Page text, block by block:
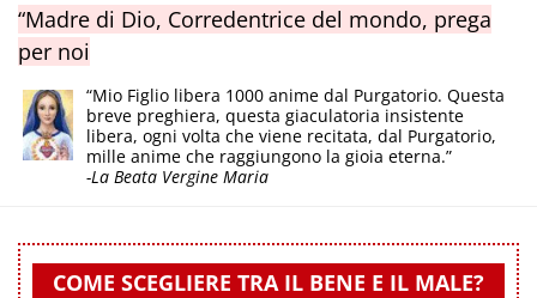
“Madre di Dio, Corredentrice del mondo, prega
per noi
“Mio Figlio libera 1000 anime dal Purgatorio. Questa
breve preghiera, questa giaculatoria insistente
libera, ogni volta che viene recitata, dal Purgatorio,
mille anime che raggiungono la gioia eterna.”
-La Beata Vergine Maria
COME SCEGLIERE TRA IL BENE E IL MALE?